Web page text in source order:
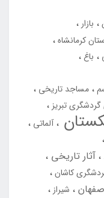
بازار
کرمانشاه
باغ
مساجد تاریخی
تبریز
آلماتی
آثار تاریخی
کاشان
شیراز